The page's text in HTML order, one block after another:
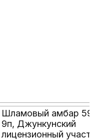
Шламовый амбар
9п, Джункунский
лицензионный